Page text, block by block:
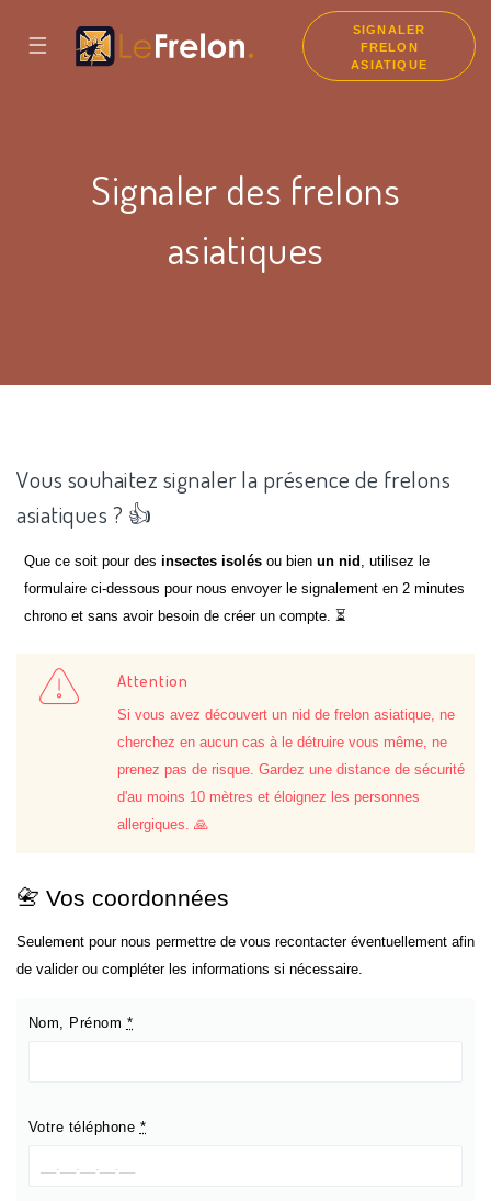
☰
SIGNALER
FRELON
ASIATIQUE
Signaler des frelons
asiatiques
Vous souhaitez signaler la présence de frelons
asiatiques ? 👍
Que ce soit pour desinsectes isolés ou bienun nid , utilisez le
formulaire ci-dessous pour nous envoyer le signalement en 2 minutes
chrono et sans avoir besoin de créer un compte. ⏳
Attention
Si vous avez découvert un nid de frelon asiatique, ne
cherchez en aucun cas à le détruire vous même, ne
prenez pas de risque. Gardez une distance de sécurité
d'au moins 10 mètres et éloignez les personnes
allergiques. 🙏
📇 Vos coordonnées
Seulement pour nous permettre de vous recontacter éventuellement afin
de valider ou compléter les informations si nécessaire.
Nom, Prénom *
Votre téléphone *